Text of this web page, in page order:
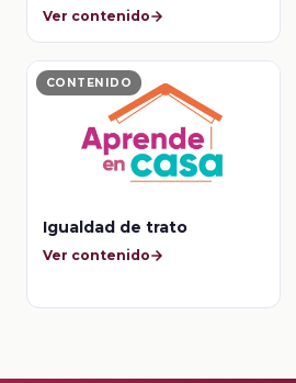
Ver contenido
CONTENIDO
Igualdad de trato
Ver contenido